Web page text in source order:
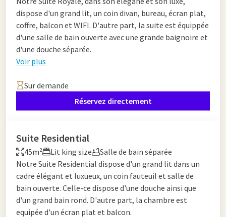
dispose d'un grand lit, un coin divan, bureau, écran plat,
coffre, balcon et WIFI. D'autre part, la suite est équippée
d'une salle de bain ouverte avec une grande baignoire et
d'une douche séparée.
Voir plus
Sur demande
Réservez directement
Suite Residential
45m² Lit king size
Salle de bain séparée
Notre Suite Residential dispose d'un grand lit dans un
cadre élégant et luxueux, un coin fauteuil et salle de
bain ouverte. Celle-ce dispose d'une douche ainsi que
d'un grand bain rond. D'autre part, la chambre est
equipée d'un écran plat et balcon.